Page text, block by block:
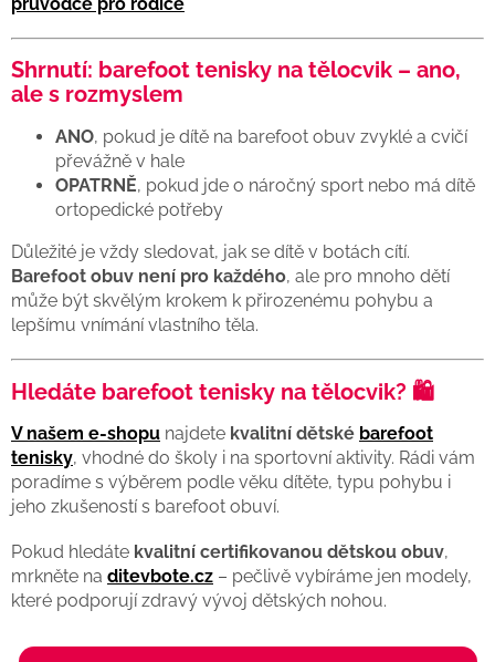
Shrnutí: barefoot tenisky na tělocvik – ano,
ale s rozmyslem
ANO, pokud je dítě na barefoot obuv zvyklé a cvičí
převážně v hale
OPATRNĚ, pokud jde o náročný sport nebo má dítě
ortopedické potřeby
Důležité je vždy sledovat, jak se dítě v botách cítí.
Barefoot obuv není pro každého, ale pro mnoho dětí
může být skvělým krokem k přirozenému pohybu a
lepšímu vnímání vlastního těla.
Hledáte barefoot tenisky na tělocvik? 🛍️
V našem e-shopu najdete kvalitní dětské barefoot
tenisky, vhodné do školy i na sportovní aktivity. Rádi vám
poradíme s výběrem podle věku dítěte, typu pohybu i
jeho zkušeností s barefoot obuví.
Pokud hledáte kvalitní certifikovanou dětskou obuv,
mrkněte na ditevbote.cz – pečlivě vybíráme jen modely,
které podporují zdravý vývoj dětských nohou.